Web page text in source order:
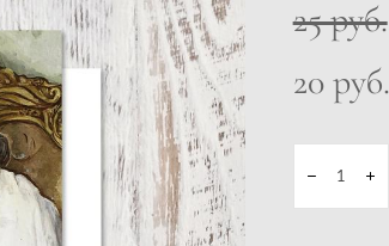
25 pуб.
20 pуб.